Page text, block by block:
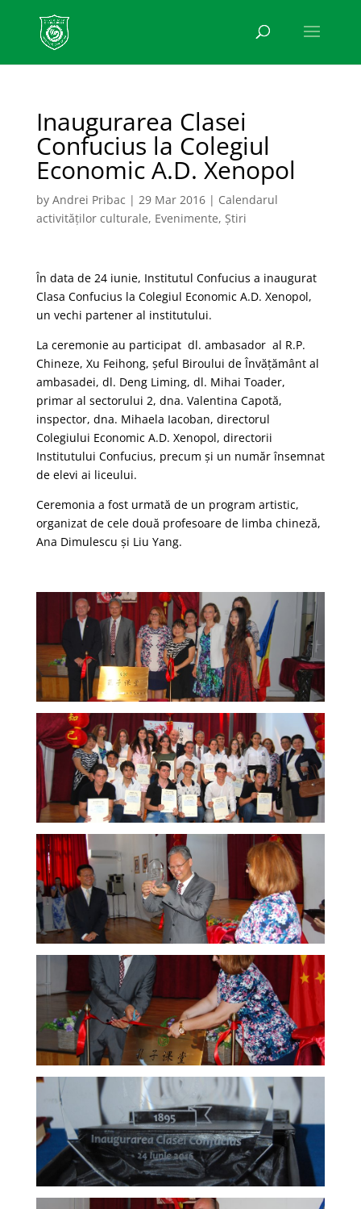
Inaugurarea Clasei
Confucius la Colegiul
Economic A.D. Xenopol
by Andrei Pribac | 29 Mar 2016| Calendarul
activităților culturale, Evenimente, Știri
În data de 24 iunie, Institutul Confucius a inaugurat
Clasa Confucius la Colegiul Economic A.D. Xenopol,
un vechi partener al institutului.
La ceremonie au participat dl. ambasador al R.P.
Chineze, Xu Feihong, șeful Biroului de Învățământ al
ambasadei, dl. Deng Liming, dl. Mihai Toader,
primar al sectorului 2, dna. Valentina Capotă,
inspector, dna. Mihaela Iacoban, directorul
Colegiului Economic A.D. Xenopol, directorii
Institutului Confucius, precum și un număr însemnat
de elevi ai liceului.
Ceremonia a fost urmată de un program artistic,
organizat de cele două profesoare de limba chineză,
Ana Dimulescu și Liu Yang.